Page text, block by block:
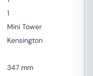
1
Mini Tower
Kensington
347 mm